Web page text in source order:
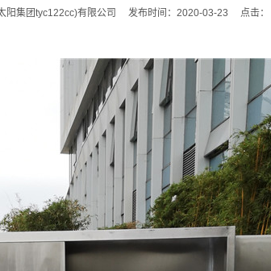
阳集团tyc122cc)有限公司 发布时间：2020-03-23 点击：